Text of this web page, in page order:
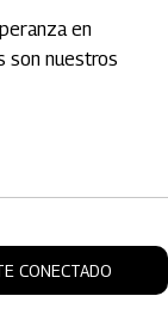
en
son nuestros
CONECTADO